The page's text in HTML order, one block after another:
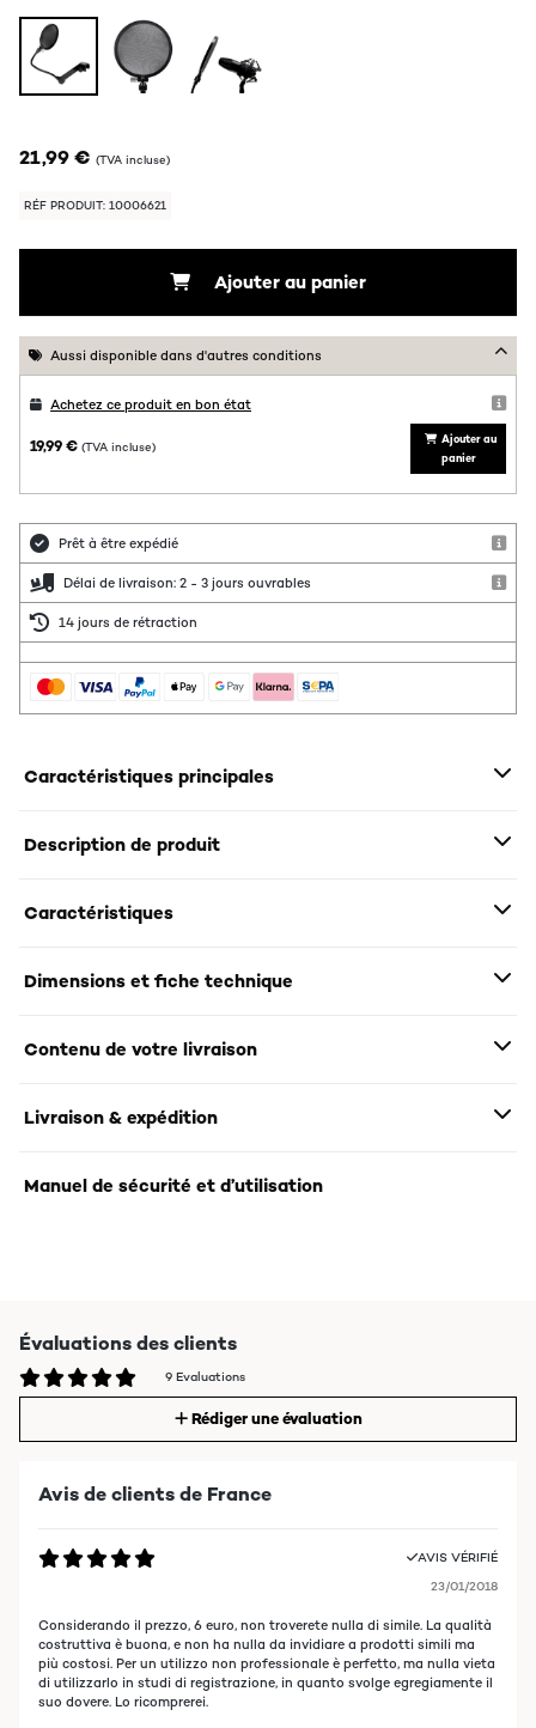
21,99 € (TVA incluse)
RÉF PRODUIT: 10006621
Ajouter au panier
Aussi disponible dans d'autres conditions
Achetez ce produit en bon état
19,99 € (TVA incluse)
Ajouter au
panier
Prêt à être expédié
Délai de livraison: 2 - 3 jours ouvrables
14 jours de rétraction
Caractéristiques principales
Description de produit
Caractéristiques
Dimensions et fiche technique
Contenu de votre livraison
Livraison & expédition
Manuel de sécurité et d’utilisation
Évaluations des clients
9 Evaluations
Rédiger une évaluation
Avis de clients de France
AVIS VÉRIFIÉ
23/01/2018
Considerando il prezzo, 6 euro, non troverete nulla di simile. La qualità
costruttiva è buona, e non ha nulla da invidiare a prodotti simili ma
più costosi. Per un utilizzo non professionale è perfetto, ma nulla vieta
di utilizzarlo in studi di registrazione, in quanto svolge egregiamente il
suo dovere. Lo ricomprerei.